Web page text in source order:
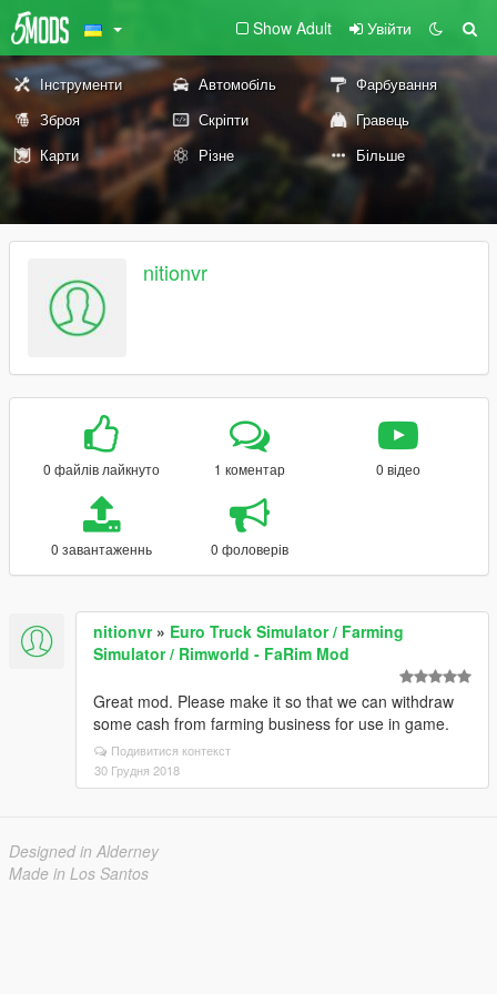
Show Adult Увійти
Інструменти Автомобіль
Фарбування
Зброя
Скріпти
Гравець
Карти
Різне Більше
nitionvr
0 файлів лайкнуто 1 коментар 0 відео
0 завантаженнь 0 фоловерів
nitionvr» Euro Truck Simulator / Farming
Simulator / Rimworld - FaRim Mod
Great mod. Please make it so that we can withdraw
some cash from farming business for use in game.
Подивитися контекст
30 Грудня 2018
Designed in Alderney
Made in Los Santos